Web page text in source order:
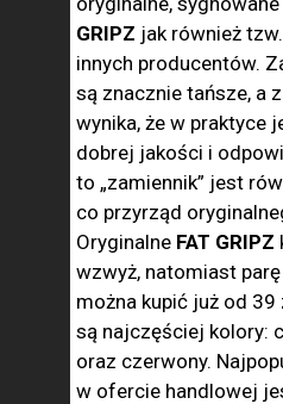
GRIPZ jak również
innych producentów.
są znacznie tańsze, a
wynika, że w praktyce
dobrej jakości i
to „zamiennik” jest
co przyrząd
Oryginalne FAT GRIPZ
wzwyż, natomiast parę
można kupić już od 39
są najczęściej kolory:
oraz czerwony.
w ofercie handlowej